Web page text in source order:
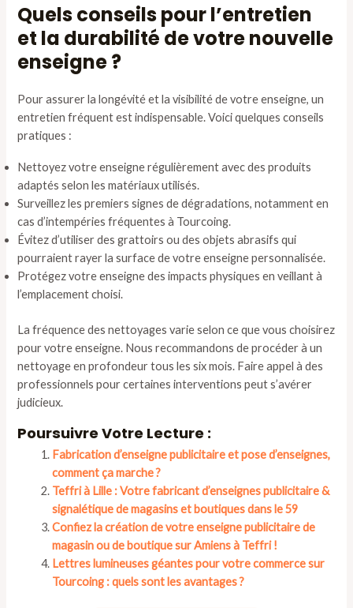
Quels conseils pour l’entretien
et la durabilité de votre nouvelle
enseigne ?
Pour assurer la longévité et la visibilité de votre enseigne, un
entretien fréquent est indispensable. Voici quelques conseils
pratiques :
Nettoyez votre enseigne régulièrement avec des produits
adaptés selon les matériaux utilisés.
Surveillez les premiers signes de dégradations, notamment en
cas d’intempéries fréquentes à Tourcoing.
Évitez d’utiliser des grattoirs ou des objets abrasifs qui
pourraient rayer la surface de votre enseigne personnalisée.
Protégez votre enseigne des impacts physiques en veillant à
l’emplacement choisi.
La fréquence des nettoyages varie selon ce que vous choisirez
pour votre enseigne. Nous recommandons de procéder à un
nettoyage en profondeur tous les six mois. Faire appel à des
professionnels pour certaines interventions peut s’avérer
judicieux.
Poursuivre Votre Lecture :
Fabrication d’enseigne publicitaire et pose d’enseignes,
comment ça marche ?
Teffri à Lille : Votre fabricant d’enseignes publicitaire &
signalétique de magasins et boutiques dans le 59
Confiez la création de votre enseigne publicitaire de
magasin ou de boutique sur Amiens à Teffri !
Lettres lumineuses géantes pour votre commerce sur
Tourcoing : quels sont les avantages ?